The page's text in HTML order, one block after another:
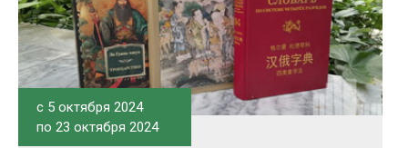
c 5 октября 2024
по 23 октября 2024